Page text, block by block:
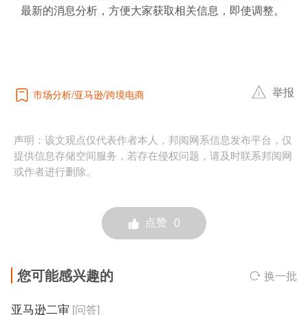
最新的消息分析，方便大家获取相关信息，即使调整。
市场分析 亚马逊 跨境电商 举报
声明：该文观点仅代表作者本人，邦阅网系信息发布平台，仅
提供信息存储空间服务，若存在侵权问题，请及时联系邦阅网
或作者进行删除。
点赞 0
您可能感兴趣的 换一批
亚马逊二审 [问答]